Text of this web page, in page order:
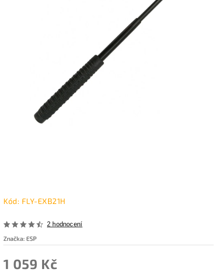
Kód: FLY-EXB21H
2 hodnocení
Značka: ESP
1 059 Kč